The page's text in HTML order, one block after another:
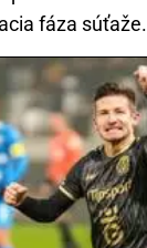
fáza súťaže.